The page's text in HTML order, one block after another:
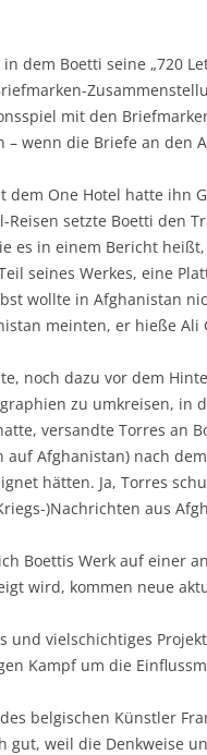
in dem Boetti seine „720
mit den
– wenn die Briefe an den
dem One Hotel hatte ihn
Reisen setzte Boetti den
es in einem Bericht
seines Werkes, eine
wollte in Afghanistan
meinten, er hieße Ali
noch dazu vor dem
zu umkreisen, in
versandte Torres an
Afghanistan) nach
hätten. Ja, Torres
)Nachrichten aus
Boettis Werk auf einer
wird, kommen neue
und vielschichtiges
Kampf um die
belgischen Künstler
gut, weil die Denkweise